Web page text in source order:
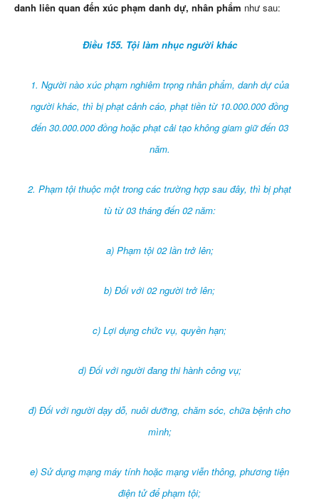
danh liên quan đến xúc phạm danh dự, nhân phẩm như sau:
Điều 155. Tội làm nhục người khác
1. Người nào xúc phạm nghiêm trọng nhân phẩm, danh dự của
người khác, thì bị phạt cảnh cáo, phạt tiền từ 10.000.000 đồng
đến 30.000.000 đồng hoặc phạt cải tạo không giam giữ đến 03
năm.
2. Phạm tội thuộc một trong các trường hợp sau đây, thì bị phạt
tù từ 03 tháng đến 02 năm:
a) Phạm tội 02 lần trở lên;
b) Đối với 02 người trở lên;
c) Lợi dụng chức vụ, quyền hạn;
d) Đối với người đang thi hành công vụ;
đ) Đối với người dạy dỗ, nuôi dưỡng, chăm sóc, chữa bệnh cho
mình;
e) Sử dụng mạng máy tính hoặc mạng viễn thông, phương tiện
điện tử để phạm tội;